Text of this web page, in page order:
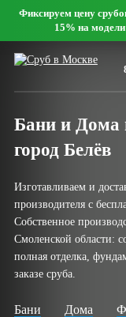
Мобильный офис
Дома
Сруб дома 5х6
Сруб дома 6х7
Сруб дома 7х8
Сруб дома 8х9
Сруб дома 10х11
Фиксируем цену
15% на
Бани и Дома
город Белёв
Изготавливаем и
производителя с
Собственное
Смоленской области:
полная отделка,
заказе сруба.
Бани Дома